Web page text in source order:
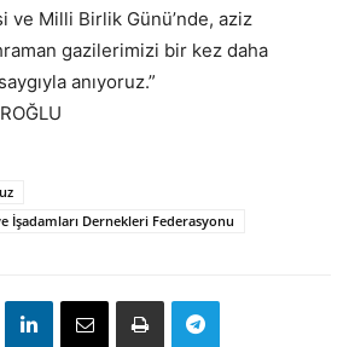
ve Milli Birlik Günü’nde, aziz
gazilerimizi bir kez daha
anıyoruz.”
İşadamları Dernekleri Federasyonu